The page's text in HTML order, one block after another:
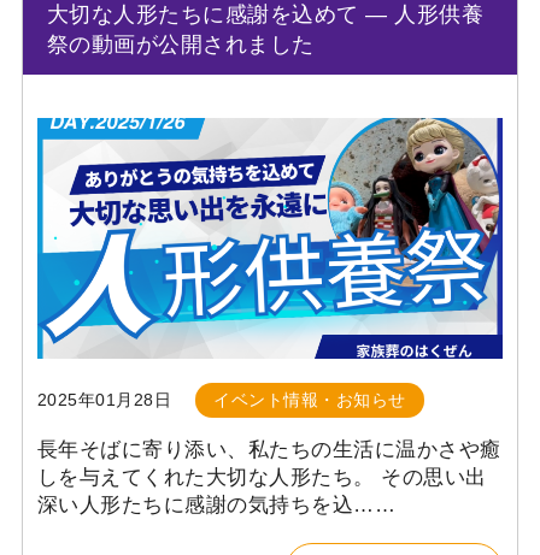
大切な人形たちに感謝を込めて — 人形供養
祭の動画が公開されました
2025年01月28日 イベント情報・お知らせ
長年そばに寄り添い、私たちの生活に温かさや癒
しを与えてくれた大切な人形たち。 その思い出
深い人形たちに感謝の気持ちを込……